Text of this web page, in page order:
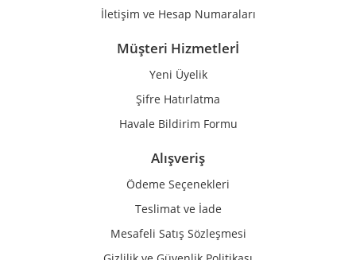
Gönder
İletişim ve Hesap Numaraları
Müşteri Hizmetlerİ
Yeni Üyelik
Şifre Hatırlatma
Havale Bildirim Formu
Alışveriş
Ödeme Seçenekleri
Teslimat ve İade
Mesafeli Satış Sözleşmesi